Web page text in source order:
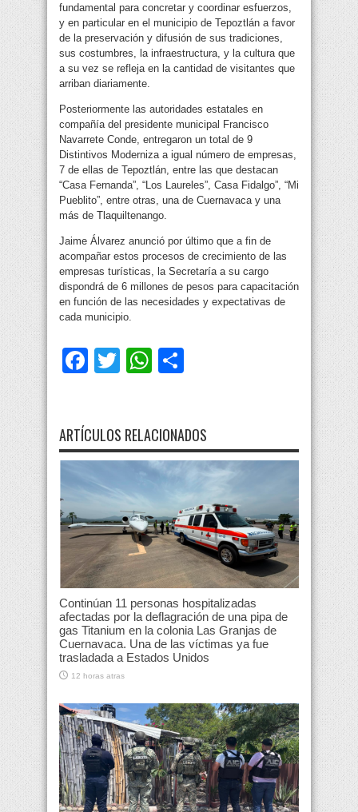
fundamental para concretar y coordinar esfuerzos,
y en particular en el municipio de Tepoztlán a favor
de la preservación y difusión de sus tradiciones,
sus costumbres, la infraestructura, y la cultura que
a su vez se refleja en la cantidad de visitantes que
arriban diariamente.
Posteriormente las autoridades estatales en
compañía del presidente municipal Francisco
Navarrete Conde, entregaron un total de 9
Distintivos Moderniza a igual número de empresas,
7 de ellas de Tepoztlán, entre las que destacan
“Casa Fernanda”, “Los Laureles”, Casa Fidalgo”, “Mi
Pueblito”, entre otras, una de Cuernavaca y una
más de Tlaquiltenango.
Jaime Álvarez anunció por último que a fin de
acompañar estos procesos de crecimiento de las
empresas turísticas, la Secretaría a su cargo
dispondrá de 6 millones de pesos para capacitación
en función de las necesidades y expectativas de
cada municipio.
Facebook
TwitterWhatsApp
ARTÍCULOS RELACIONADOS
Continúan 11 personas hospitalizadas
afectadas por la deflagración de una pipa de
gas Titanium en la colonia Las Granjas de
Cuernavaca. Una de las víctimas ya fue
trasladada a Estados Unidos
12 horas atras